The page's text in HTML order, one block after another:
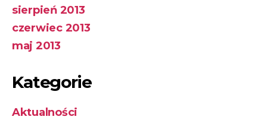
sierpień 2013
czerwiec 2013
maj 2013
Kategorie
Aktualności